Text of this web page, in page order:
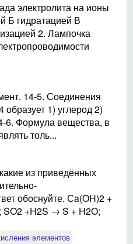
электролита на ионы
Б гидратацией В
2. Лампочка
14-5. Соединения
1) углерод 2)
6. Формула вещества, в
толь...
из приведённых
обоснуйте. Сa(OH)2 +
+H2S → S + H2O;
элементов